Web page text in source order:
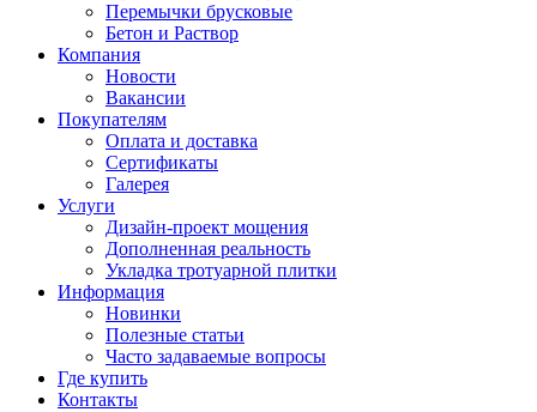
Перемычки брусковые
Бетон и Раствор
Компания
Новости
Вакансии
Покупателям
Оплата и доставка
Сертификаты
Галерея
Услуги
Дизайн-проект мощения
Дополненная реальность
Укладка тротуарной плитки
Информация
Новинки
Полезные статьи
Часто задаваемые вопросы
Где купить
Контакты